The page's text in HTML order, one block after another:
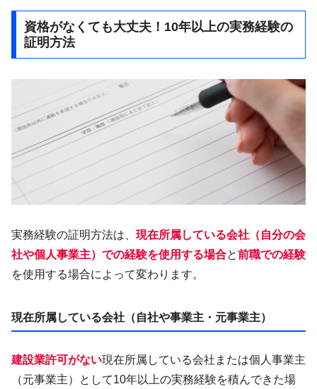
資格がなくても大丈夫！10年以上の実務経験の
証明方法
実務経験の証明方法は、 現在所属している会社（自分の会
社や個人事業主）での経験を使用する場合と前職での経験
を使用する場合によって変わります。
現在所属している会社（自社や事業主・元事業主）
建設業許可がない現在所属している会社または個人事業主
（元事業主）として10年以上の実務経験を積んできた場